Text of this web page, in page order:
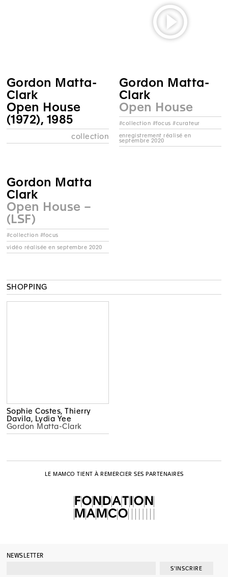
Gordon Matta-
Clark
Open House
(1972), 1985
collection
Gordon Matta-
Clark
Open House
#collection #focus #curateur
enregistrement réalisé en
septembre 2020
Gordon Matta
Clark
Open House –
(LSF)
#collection #focus
vidéo réalisée en septembre 2020
SHOPPING
Sophie Costes, Thierry
Davila, Lydia Yee
Gordon Matta-Clark
LE MAMCO TIENT À REMERCIER SES PARTENAIRES
NEWSLETTER
S'INSCRIRE